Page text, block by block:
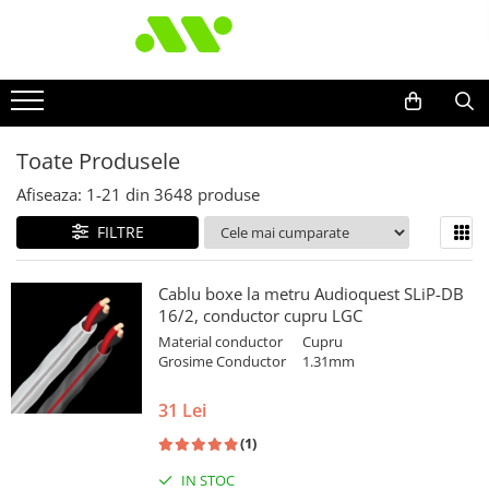
Toate Produsele
Afiseaza: 1-21 din 3648 produse
FILTRE
Cablu boxe la metru Audioquest SLiP-DB
16/2, conductor cupru LGC
Material conductor
Cupru
Grosime Conductor 1.31mm
31 Lei
(1)
IN STOC